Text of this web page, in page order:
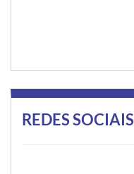
REDES SOCIAIS